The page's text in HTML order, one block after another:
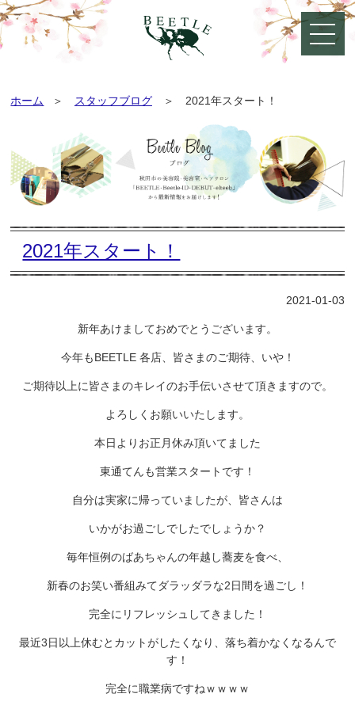
ホーム スタッフブログ 2021年スタート！
2021年スタート！
2021-01-03
新年あけましておめでとうございます。
今年もBEETLE 各店、皆さまのご期待、いや！
ご期待以上に皆さまのキレイのお手伝いさせて頂きますので。
よろしくお願いいたします。
本日よりお正月休み頂いてました
東通てんも営業スタートです！
自分は実家に帰っていましたが、皆さんは
いかがお過ごしでしたでしょうか？
毎年恒例のばあちゃんの年越し蕎麦を食べ、
新春のお笑い番組みてダラッダラな2日間を過ごし！
完全にリフレッシュしてきました！
最近3日以上休むとカットがしたくなり、落ち着かなくなるんで
す！
完全に職業病ですねｗｗｗｗ